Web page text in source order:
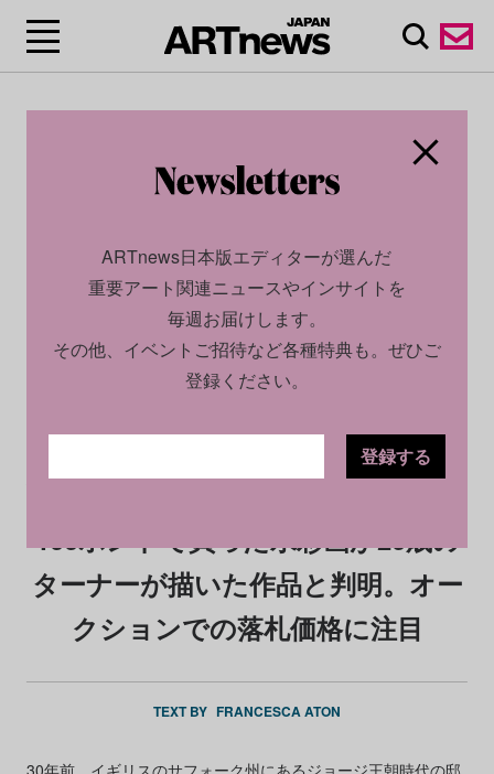
2024.03.06
100ポンドで買った水彩画が20歳の
ターナーが描いた作品と判明。オー
クションでの落札価格に注目
TEXT BY FRANCESCA ATON
30年前、 イギリスのサフォーク州にあるジョージ王朝時代の邸
ARTnews日本版エディターが選んだ
重要アート関連ニュースやインサイトを
毎週お届けします。
その他、イベントご招待など各種特典も。ぜひご
登録ください。
登録する